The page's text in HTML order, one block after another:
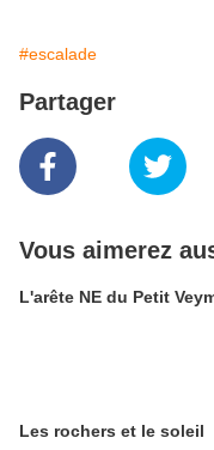
#escalade
Partager
Vous aimerez
L'arête NE du Petit
Les rochers et le soleil